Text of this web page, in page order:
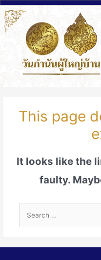
This page
It looks like the
faulty.